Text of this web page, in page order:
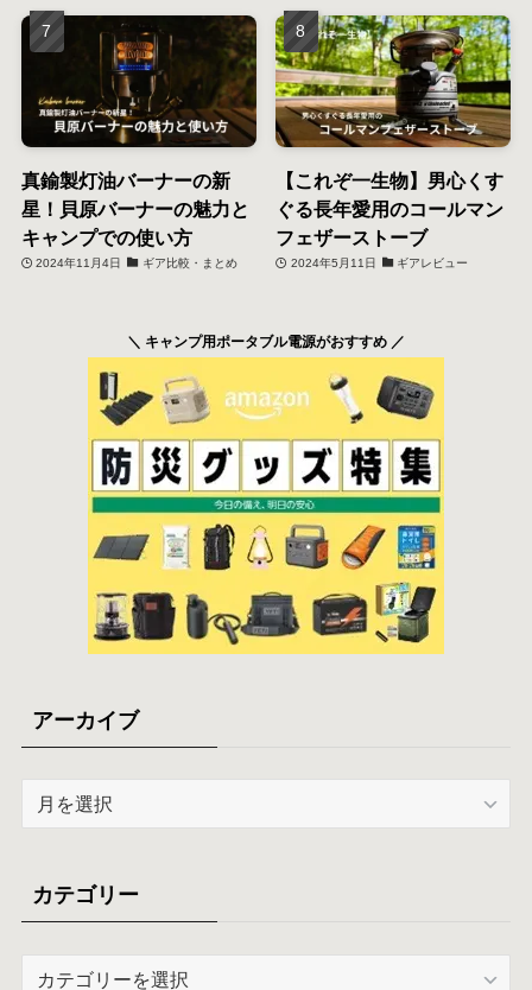
真鍮製灯油バーナーの新
星！貝原バーナーの魅力と
キャンプでの使い方
2024年11月4日 ギア比較・まとめ
【これぞ一生物】男心くす
ぐる長年愛用のコールマン
フェザーストーブ
2024年5月11日 ギアレビュー
＼ キャンプ用ポータブル電源がおすすめ ／
アーカイブ
ブ
カテゴリー